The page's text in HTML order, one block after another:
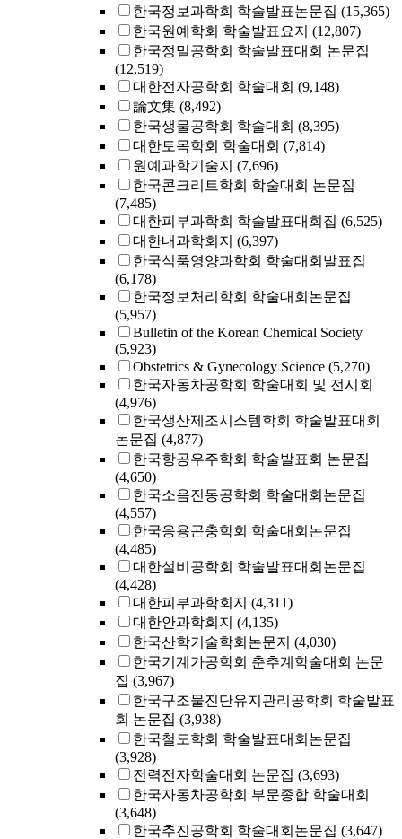
한국정보과학회 학술발표논문집 (15,365)
한국원예학회 학술발표요지 (12,807)
한국정밀공학회 학술발표대회 논문집
(12,519)
대한전자공학회 학술대회 (9,148)
論文集 (8,492)
한국생물공학회 학술대회 (8,395)
대한토목학회 학술대회 (7,814)
원예과학기술지 (7,696)
한국콘크리트학회 학술대회 논문집
(7,485)
대한피부과학회 학술발표대회집 (6,525)
대한내과학회지 (6,397)
한국식품영양과학회 학술대회발표집
(6,178)
한국정보처리학회 학술대회논문집
(5,957)
Bulletin of the Korean Chemical Society
(5,923)
Obstetrics & Gynecology Science (5,270)
한국자동차공학회 학술대회 및 전시회
(4,976)
한국생산제조시스템학회 학술발표대회
논문집 (4,877)
한국항공우주학회 학술발표회 논문집
(4,650)
한국소음진동공학회 학술대회논문집
(4,557)
한국응용곤충학회 학술대회논문집
(4,485)
대한설비공학회 학술발표대회논문집
(4,428)
대한피부과학회지 (4,311)
대한안과학회지 (4,135)
한국산학기술학회논문지 (4,030)
한국기계가공학회 춘추계학술대회 논문
집 (3,967)
한국구조물진단유지관리공학회 학술발표
회 논문집 (3,938)
한국철도학회 학술발표대회논문집
(3,928)
전력전자학술대회 논문집 (3,693)
한국자동차공학회 부문종합 학술대회
(3,648)
한국추진공학회 학술대회논문집 (3,647)